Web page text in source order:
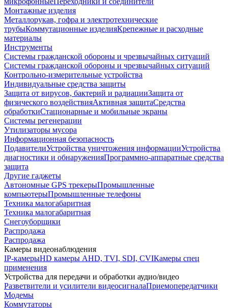
Монтажные изделия
Металлорукав, гофра и электротехнические
трубыКоммутационные изделияКрепежные и расходные
материалы
Инструменты
Системы гражданской обороны и чрезвычайных ситуаций
Системы гражданской обороны и чрезвычайных ситуаций
Контрольно-измерительные устройства
Индивидуальные средства защиты
Защита от вирусов, бактерий и радиацииЗащита от
физического воздействияАктивная защитаСредства
обработкиСтационарные и мобильные экраны
Системы регенерации
Утилизаторы мусора
Информационная безопасность
ПодавителиУстройства уничтожения информацииУстройства
диагностики и обнаруженияПрограммно-аппаратные средства
защита
Другие гаджеты
Автономные GPS трекерыПромышленные
компьютерыПромышленные телефоны
Техника малогабаритная
Техника малогабаритная
Снегоуборщики
Распродажа
Распродажа
Камеры видеонаблюдения
IP-камерыHD камеры AHD, TVI, SDI, CVIКамеры спец
применения
Устройства для передачи и обработки аудио/видео
Разветвители и усилители видеосигналаПриемопередатчики
Модемы
Коммутаторы